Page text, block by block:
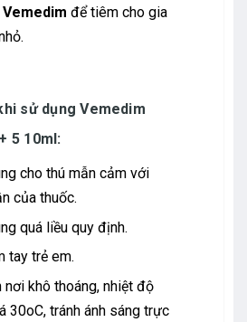
Vemedim để tiêm cho gia
sử dụng Vemedim
5 10ml:
cho thú mẫn cảm với
của thuốc.
quá liều quy định.
tay trẻ em.
nơi khô thoáng, nhiệt độ
30oC, tránh ánh sáng trực